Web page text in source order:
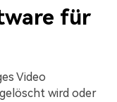
für
Video
wird oder